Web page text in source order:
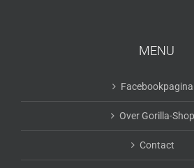
MENU
Facebookpagina
Over Gorilla-Shop
Contact